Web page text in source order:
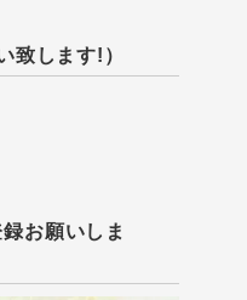
します!）
お願いしま